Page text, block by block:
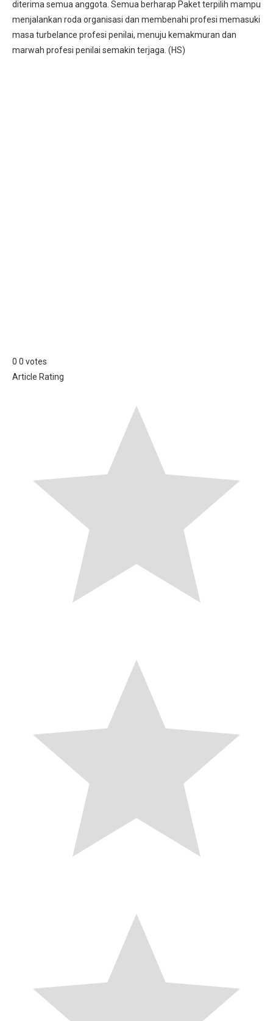
diterima semua anggota. Semua berharap Paket terpilih mampu
menjalankan roda organisasi dan membenahi profesi memasuki
masa turbelance profesi penilai, menuju kemakmuran dan
marwah profesi penilai semakin terjaga. (HS)
0 0 votes
Article Rating